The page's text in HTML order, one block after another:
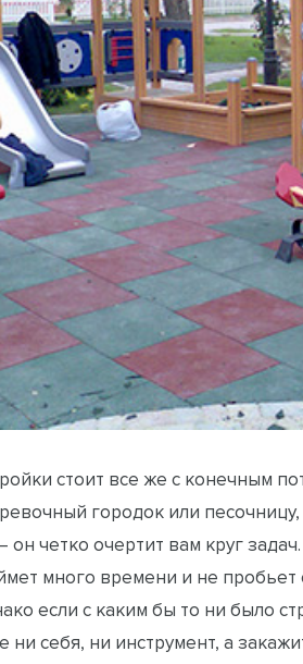
стоит все же с конечным
городок или
четко очертит вам круг
много времени и не
если с каким бы то ни было
ни себя, ни инструмент, а